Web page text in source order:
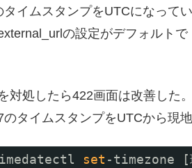
タイムスタンプをUTCになって
の設定がデフォルトで
対処したら422画面は改善した。
のタイムスタンプをUTCから現
set -timezone [